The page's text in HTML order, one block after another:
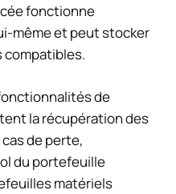
fonctionne
même et peut stocker
compatibles.
de
la récupération des
de perte,
du portefeuille
matériels